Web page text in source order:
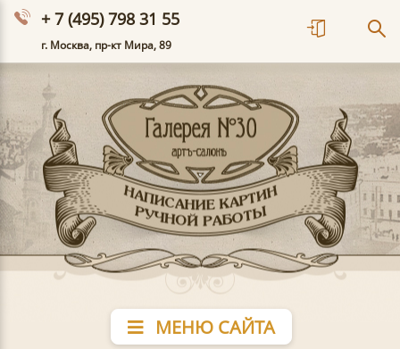
+ 7 (495) 798 31 55
г. Москва, пр-кт Мира, 89
МЕНЮ САЙТА